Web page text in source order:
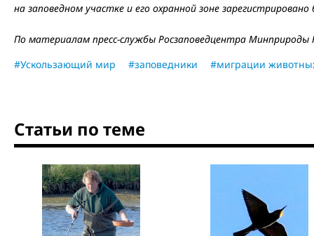
на заповедном участке и его охранной зоне
По материалам пресс-службы Росзаповедцентра Минприроды
#Ускользающий мир
#заповедники #миграции
Статьи по теме